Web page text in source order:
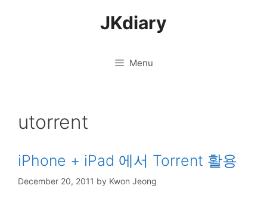
JKdiary
Menu
utorrent
iPhone + iPad 에서 Torrent 활용
December 20, 2011 by Kwon Jeong